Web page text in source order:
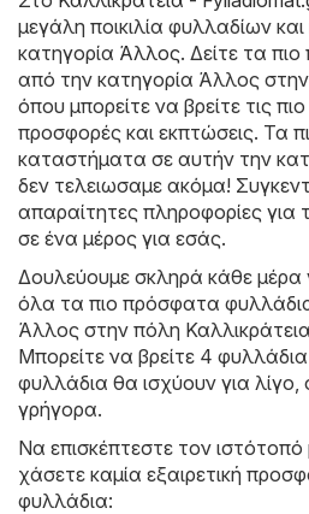
μεγάλη ποικιλία φυλλαδίων
κατηγορία Άλλος. Δείτε τα
από την κατηγορία Άλλος στην
όπου μπορείτε να βρείτε τις
προσφορές και εκπτώσεις. Τα
καταστήματα σε αυτήν την
δεν τελειωσαμε ακόμα!
απαραίτητες πληροφορίες για
σε ένα μέρος για εσάς.
Δουλεύουμε σκληρά κάθε
όλα τα πιο πρόσφατα
Άλλος στην πόλη
Μπορείτε να βρείτε 4
φυλλάδια θα ισχύουν για
γρήγορα.
Να επισκέπτεστε τον
χάσετε καμία εξαιρετική
φυλλάδια: